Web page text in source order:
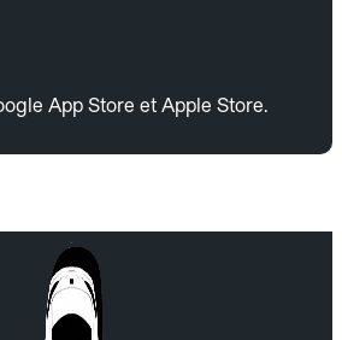
App Store et Apple Store.